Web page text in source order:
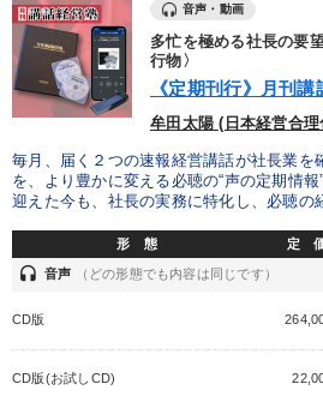
音声・動画
多忙を極める社長の要
行物〉
《定期刊行》月刊
牟田太陽 (日本経営合
毎月、届く２つの速報経営講話が社長業を
を、より豊かに変える必聴の“声の定期情
迎えた今も、社長の実務に特化し、必聴の
形 態 定
headset 音声 （どの形態でも内容は同じです）
CD版
CD版(お試しCD)